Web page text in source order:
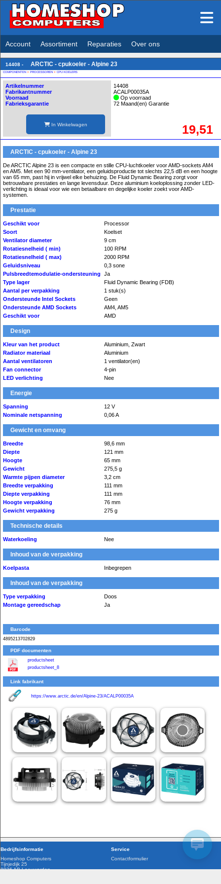
Account Assortiment Reparaties Over ons
14408 - ARCTIC - cpukoeler - Alpine 23
COMPONENTEN > PROCESSOREN > CPU KOELERS
Artikelnummer
Fabrikantnummer
Voorraad
Fabrieksgarantie
In Winkelwagen
14408
ACALP00035A
Op voorraad
72 Maand(en) Garantie
19,51
ARCTIC - cpukoeler - Alpine 23
De ARCTIC Alpine 23 is een compacte en stille CPU-luchtkoeler voor AMD-sockets AM4
en AM5. Met een 90 mm-ventilator, een geluidsproductie tot slechts 22,5 dB en een hoogte
van 65 mm, past hij in vrijwel elke behuizing. De Fluid Dynamic Bearing zorgt voor
betrouwbare prestaties en lange levensduur. Deze aluminium koeloplossing zonder LED-
verlichting is ideaal voor wie een betaalbare en degelijke koeler zoekt voor AMD-
systemen.
Prestatie
Geschikt voor
Processor
Soort
Koelset
Ventilator diameter
9 cm
Rotatiesnelheid ( min)
100 RPM
Rotatiesnelheid ( max)
2000 RPM
Geluidsniveau
0,3 sone
Pulsbreedtemodulatie-ondersteuning
Ja
Type lager
Fluid Dynamic Bearing (FDB)
Aantal per verpakking
1 stuk(s)
Ondersteunde Intel Sockets
Geen
Ondersteunde AMD Sockets
AM4, AM5
Geschikt voor
AMD
Design
Kleur van het product
Aluminium, Zwart
Radiator materiaal
Aluminium
Aantal ventilatoren
1 ventilator(en)
Fan connector
4-pin
LED verlichting
Nee
Energie
Spanning
12 V
Nominale netspanning
0,06 A
Gewicht en omvang
Breedte
98,6 mm
Diepte
121 mm
Hoogte
65 mm
Gewicht
275,5 g
Warmte pijpen diameter
3,2 cm
Breedte verpakking
111 mm
Diepte verpakking
111 mm
Hoogte verpakking
76 mm
Gewicht verpakking
275 g
Technische details
Waterkoeling Nee
Inhoud van de verpakking
Koelpasta Inbegrepen
Inhoud van de verpakking
Type verpakking
Doos
Montage gereedschap
Ja
Barcode
4895213702829
PDF documenten
productsheet
productsheet_8
Link fabrikant
https://www.arctic.de/en/Alpine-23/ACALP00035A
Bedrijfsinformatie
Homeshop Computers
Tijnjedijk 25
8936 AB Leeuwarden
Service
Contactformulier